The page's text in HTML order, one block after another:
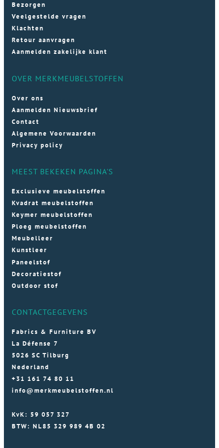
Bezorgen
Veelgestelde vragen
Klachten
Retour aanvragen
Aanmelden zakelijke klant
OVER MERKMEUBELSTOFFEN
Over ons
Aanmelden Nieuwsbrief
Contact
Algemene Voorwaarden
Privacy policy
MEEST BEKEKEN PAGINA'S
Exclusieve meubelstoffen
Kvadrat meubelstoffen
Keymer meubelstoffen
Ploeg meubelstoffen
Meubelleer
Kunstleer
Paneelstof
Decoratiestof
Outdoor stof
CONTACTGEGEVENS
Fabrics & Furniture BV
La Défense 7
5026 SC Tilburg
Nederland
+31 161 74 80 11
info@merkmeubelstoffen.nl
KvK: 59 057 327
BTW: NL85 329 989 4B 02